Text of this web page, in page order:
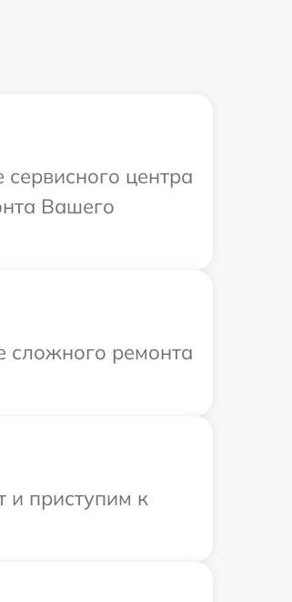
центра
Вашего
сложного ремонта
и приступим к